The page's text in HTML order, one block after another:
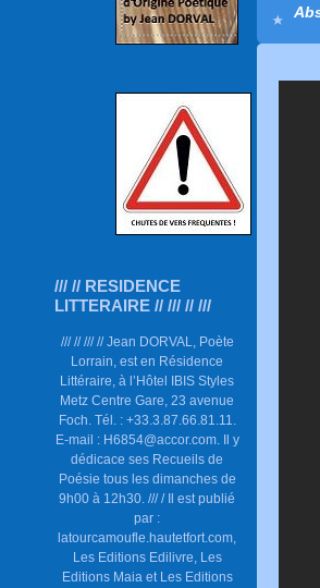
/// // RESIDENCE
LITTERAIRE // /// // ///
/// // /// // Jean DORVAL, Poète
Lorrain, est en Résidence
Littéraire, à l’Hôtel IBIS Styles
Metz Centre Gare, 23 avenue
Foch. Tél. : +33.3.87.66.81.11.
E-mail : H6854@accor.com. Il y
dédicace ses Recueils de
Poésie tous les dimanches de
9h00 à 12h30. /// / Il est publié
par :
latourcamoufle.hautetfort.com,
Les Editions Edilivre, Les
Editions Maia et Les Editions